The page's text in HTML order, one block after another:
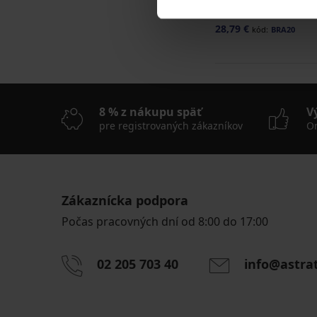
28,79 € kód: BRA20
8 % z nákupu späť
pre registrovaných zákazníkov
Zákaznícka podpora
Počas pracovných dní od 8:00 do 17:00
02 205 703 40